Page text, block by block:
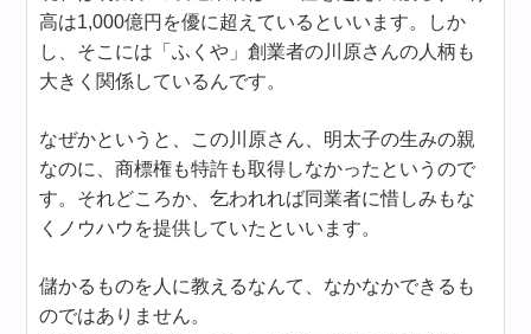
高は1,000億円を優に超えているといいます。しか
し、そこには「ふくや」創業者の川原さんの人柄も
大きく関係しているんです。
なぜかというと、この川原さん、明太子の生みの親
なのに、商標権も特許も取得しなかったというので
す。それどころか、乞われれば同業者に惜しみもな
くノウハウを提供していたといいます。
儲かるものを人に教えるなんて、なかなかできるも
のではありません。